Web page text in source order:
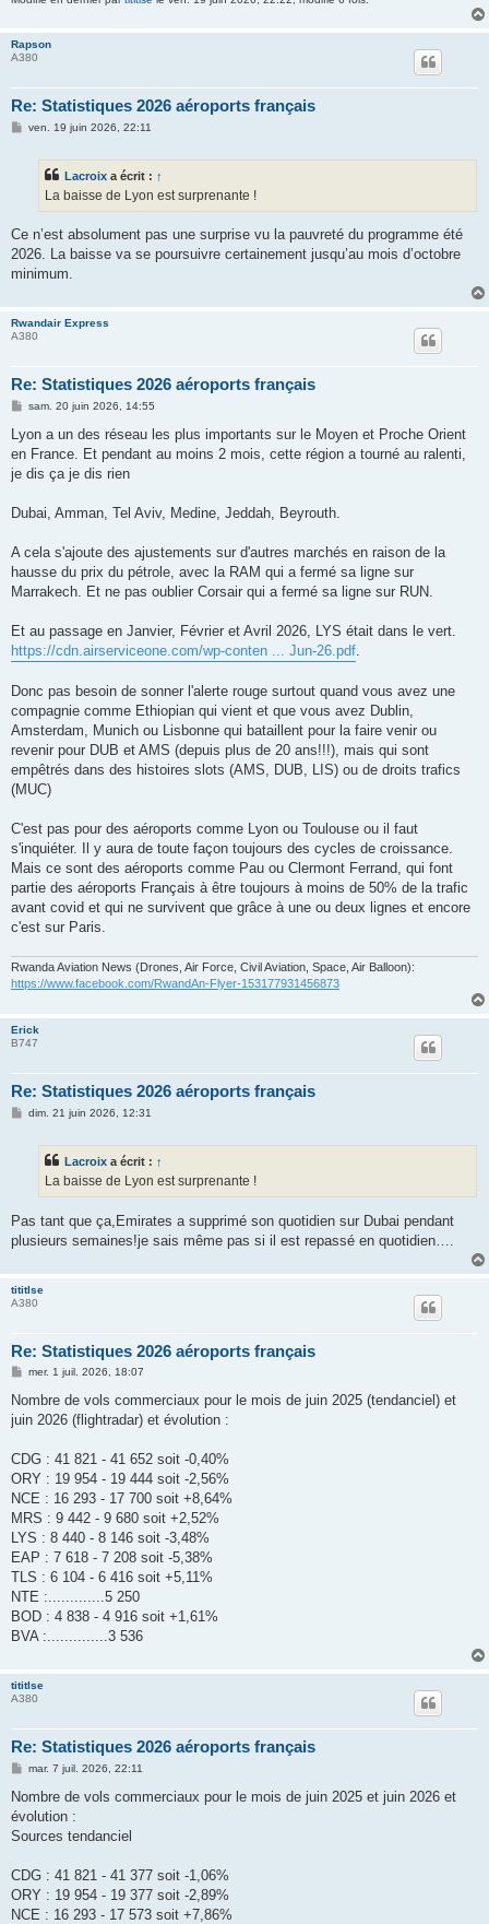
Rapson
A380
Re: Statistiques 2026 aéroports français
Mven. 19 juin 2026, 22:11
Lacroix a écrit : ↑
La baisse de Lyon est surprenante !
Ce n’est absolument pas une surprise vu la pauvreté du programme été
2026. La baisse va se poursuivre certainement jusqu’au mois d’octobre
minimum.
Rwandair Express
A380
Re: Statistiques 2026 aéroports français
M
s
a
g
sam. 20 juin 2026, 14:55
Lyon a un des réseau les plus importants sur le Moyen et Proche Orient
en France. Et pendant au moins 2 mois, cette région a tourné au ralenti,
je dis ça je dis rien
Dubai, Amman, Tel Aviv, Medine, Jeddah, Beyrouth.
A cela s'ajoute des ajustements sur d'autres marchés en raison de la
hausse du prix du pétrole, avec la RAM qui a fermé sa ligne sur
Marrakech. Et ne pas oublier Corsair qui a fermé sa ligne sur RUN.
Et au passage en Janvier, Février et Avril 2026, LYS était dans le vert.
https://cdn.airserviceone.com/wp-conten ... Jun-26.pdf
Donc pas besoin de sonner l'alerte rouge surtout quand vous avez une
compagnie comme Ethiopian qui vient et que vous avez Dublin,
Amsterdam, Munich ou Lisbonne qui bataillent pour la faire venir ou
revenir pour DUB et AMS (depuis plus de 20 ans!!!), mais qui sont
empêtrés dans des histoires slots (AMS, DUB, LIS) ou de droits trafics
(MUC)
C'est pas pour des aéroports comme Lyon ou Toulouse ou il faut
s'inquiéter. Il y aura de toute façon toujours des cycles de croissance.
Mais ce sont des aéroports comme Pau ou Clermont Ferrand, qui font
partie des aéroports Français à être toujours à moins de 50% de la trafic
avant covid et qui ne survivent que grâce à une ou deux lignes et encore
c'est sur Paris.
Rwanda Aviation News (Drones, Air Force, Civil Aviation, Space, Air Balloon):
https://www.facebook.com/RwandAn-Flyer-153177931456873
Erick
B747
Re: Statistiques 2026 aéroports français
Mdim. 21 juin 2026, 12:31
Lacroix a écrit : ↑
La baisse de Lyon est surprenante !
Pas tant que ça,Emirates a supprimé son quotidien sur Dubai pendant
plusieurs semaines!je sais même pas si il est repassé en quotidien….
tititlse
A380
Re: Statistiques 2026 aéroports français
M
s
a
mer. 1 juil. 2026, 18:07
Nombre de vols commerciaux pour le mois de juin 2025 (tendanciel) et
juin 2026 (flightradar) et évolution :
CDG : 41 821 - 41 652 soit -0,40%
ORY : 19 954 - 19 444 soit -2,56%
NCE : 16 293 - 17 700 soit +8,64%
MRS : 9 442 - 9 680 soit +2,52%
LYS : 8 440 - 8 146 soit -3,48%
EAP : 7 618 - 7 208 soit -5,38%
TLS : 6 104 - 6 416 soit +5,11%
NTE :.............5 250
BOD : 4 838 - 4 916 soit +1,61%
BVA :..............3 536
tititlse
A380
Re: Statistiques 2026 aéroports français
M
s
a
g
mar. 7 juil. 2026, 22:11
Nombre de vols commerciaux pour le mois de juin 2025 et juin 2026 et
évolution :
Sources tendanciel
CDG : 41 821 - 41 377 soit -1,06%
ORY : 19 954 - 19 377 soit -2,89%
NCE : 16 293 - 17 573 soit +7,86%